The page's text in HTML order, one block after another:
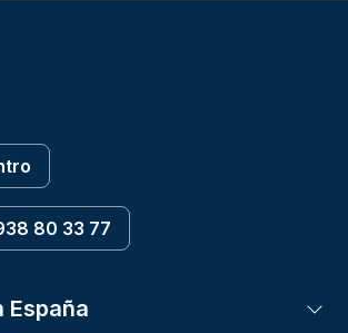
80 33 77
España